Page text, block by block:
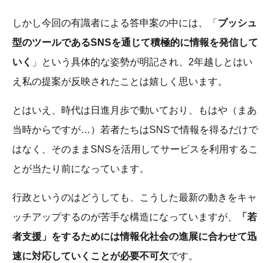
しかし今回の有識者による答申案の中には、「 プッシュ
型のツールであるSNSを通じて積極的に情報を発信して
いく 」という具体的な姿勢が明記され、2年越しとはい
え私の提案が反映されたことは嬉しく思います。
とはいえ、時代は日進月歩で動いており、もはや（まあ
当時からですが…）若者たちはSNSで情報を得るだけで
はなく、そのままSNSを活用してサービスを利用するこ
とが当たり前になっています。
行政というのはどうしても、こうした最新の動きをキャ
ッチアップするのが苦手な構造になっていますが、
「若
者支援」をするためには情報化社会の進展に合わせて迅
速に対応していくことが必要不可欠です。